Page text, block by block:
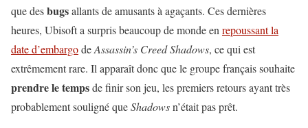
que desbugsallants de amusants à agaçants. Ces dernières
heures, Ubisoft a surpris beaucoup de monde en repoussant la
date d’embargodeAssassin’s Creed Shadows, ce qui est
extrêmement rare. Il apparaît donc que le groupe français souhaite
prendre le tempsde finir son jeu, les premiers retours ayant très
probablement souligné queShadowsn’était pas prêt.